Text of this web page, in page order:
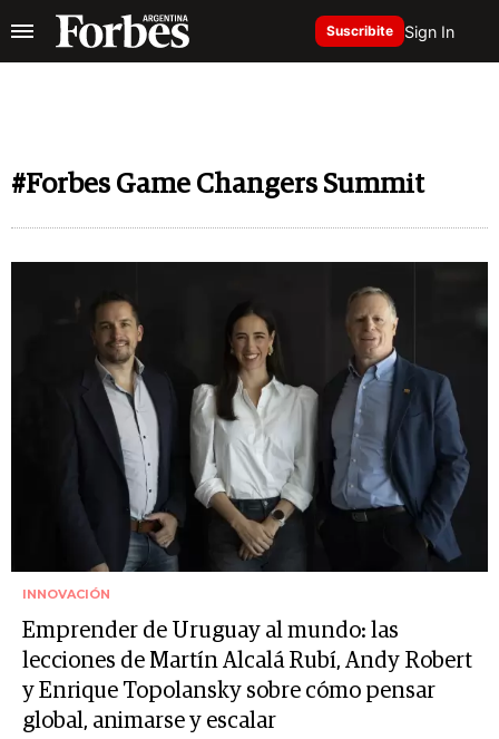
Suscribite Sign In
#Forbes Game Changers Summit
INNOVACIÓN
Emprender de Uruguay al mundo: las
lecciones de Martín Alcalá Rubí, Andy Robert
y Enrique Topolansky sobre cómo pensar
global, animarse y escalar